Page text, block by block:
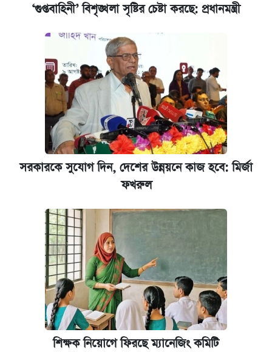
‘গুপ্তবাহিনী’ বিশৃঙ্খলা সৃষ্টির চেষ্টা করছে: প্রধানমন্ত্রী
সরকারকে সুযোগ দিন, দেশের উন্নয়নে কাজ হবে: মির্জা
ফখরুল
শিক্ষক নিয়োগে ফিরছে ম্যানেজিং কমিটি